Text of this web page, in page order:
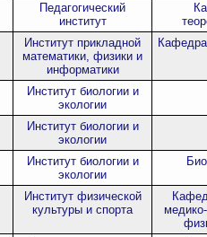
Педагогический
институт
Институт прикладной
математики, физики и
информатики
Институт биологии и
экологии
Институт биологии и
экологии
Институт биологии и
экологии
Институт физической
культуры и спорта